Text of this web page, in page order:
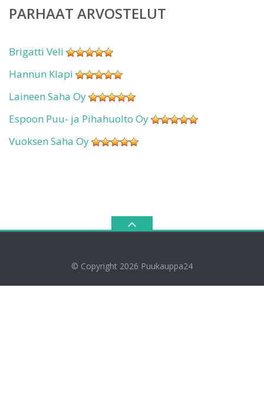
PARHAAT ARVOSTELUT
Brigatti Veli
Hannun Klapi
Laineen Saha Oy
Espoon Puu- ja Pihahuolto Oy
Vuoksen Saha Oy
© Copyright 2026 Puukauppa24